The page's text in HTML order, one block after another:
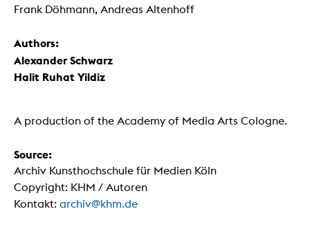
Frank Döhmann, Andreas Altenhoff
Authors:
Alexander Schwarz
Halit Ruhat Yildiz
A production of the Academy of Media Arts Cologne.
Source:
Archiv Kunsthochschule für Medien Köln
Copyright: KHM / Autoren
Kontakt: archiv@khm.de